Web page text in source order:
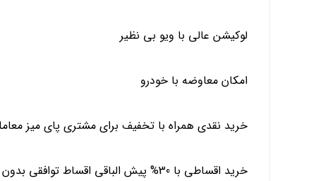
لوکیشن عالی با ویو بی نظیر
امکان معاوضه با خودرو
خرید نقدی همراه با تخفیف برای مشتری پای میز
خرید اقساطی با 30% پیش الباقی اقساط توافقی بدون بهره